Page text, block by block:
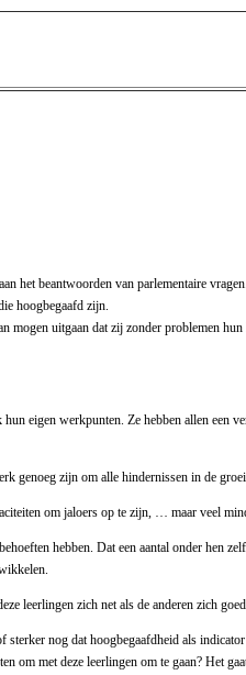
beantwoorden van parlementaire
hoogbegaafd zijn.
mogen uitgaan dat zij zonder problemen
eigen werkpunten. Ze hebben allen een
zijn om alle hindernissen in de
om jaloers op te zijn, … maar veel
hebben. Dat een aantal onder hen
zich net als de anderen zich
nog dat hoogbegaafdheid als
met deze leerlingen om te gaan? Het